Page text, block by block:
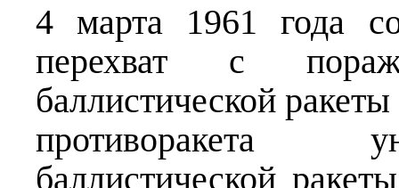
4 марта 1961 года
перехват с
баллистической
противоракета
баллистической